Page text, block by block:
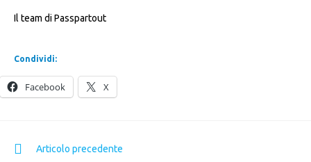
Il team di Passpartout
Condividi:
Facebook X
Articolo precedente